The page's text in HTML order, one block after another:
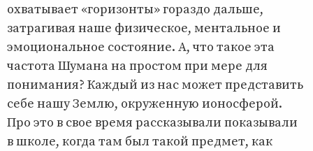
охватывает «горизонты» гораздо дальше,
затрагивая наше физическое, ментальное и
эмоциональное состояние. А, что такое эта
частота Шумана на простом при мере для
понимания? Каждый из нас может представить
себе нашу Землю, окруженную ионосферой.
Про это в свое время рассказывали показывали
в школе, когда там был такой предмет, как